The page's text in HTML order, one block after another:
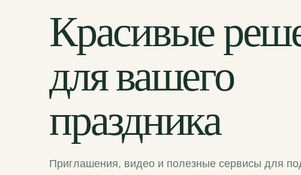
Красивые
для вашего
праздника
Приглашения, видео и полезные сервисы для